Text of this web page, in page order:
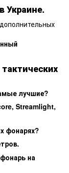
Украине.
лучшие?
Streamlight,
фонарях?
на